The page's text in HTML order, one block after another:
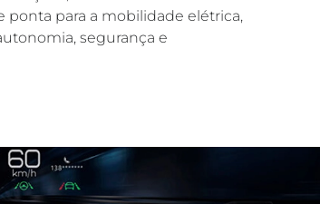
ponta para a mobilidade elétrica,
segurança e